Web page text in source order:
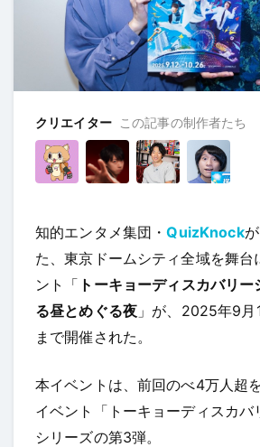
クリエイター この記事の制作者たち
知的エンタメ集団・QuizKnock
た、東京ドームシティ全域を舞台
ント「 トーキョーディスカバリ
る昼とめぐる夜 」が、2025年9
まで開催された。
本イベントは、前回のべ4万人超
イベント「トーキョーディスカバ
シリーズの第3弾。